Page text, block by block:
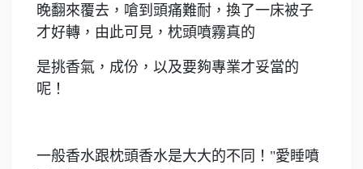
晚翻來覆去，嗆到頭痛難耐，換了一床被子
才好轉，由此可見，枕頭噴霧真的
是挑香氣，成份，以及要夠專業才妥當的
呢！
一般香水跟枕頭香水是大大的不同！"愛睡噴